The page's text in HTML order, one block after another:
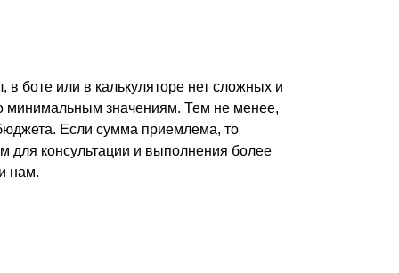
в боте или в калькуляторе нет сложных и
минимальным значениям. Тем не менее,
Если сумма приемлема, то
для консультации и выполнения более
нам.